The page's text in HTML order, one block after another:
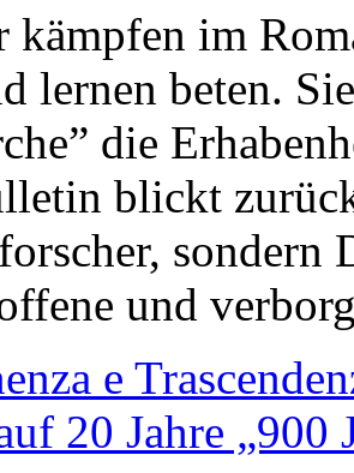
kämpfen im
lernen beten.
die
blickt
sondern
und
e
20 Jahre „900